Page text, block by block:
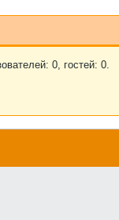
0, гостей: 0.